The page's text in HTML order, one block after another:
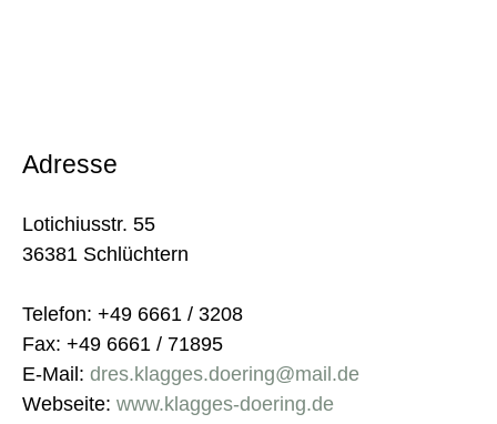
Adresse
Lotichiusstr. 55
36381 Schlüchtern
Telefon: +49 6661 / 3208
Fax: +49 6661 / 71895
E-Mail: dres.klagges.doering@mail.de
Webseite: www.klagges-doering.de